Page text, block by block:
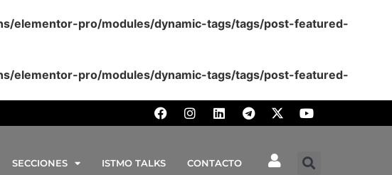
elementor-pro/modules/dynamic-tags/tags/post-featured-
elementor-pro/modules/dynamic-tags/tags/post-featured-
SECCIONES ISTMO TALKS CONTACTO